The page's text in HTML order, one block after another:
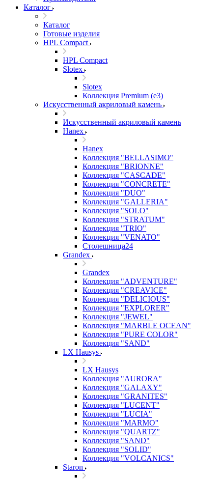
Каталог
Каталог
Готовые изделия
HPL Compact
HPL Compact
Slotex
Slotex
Коллекция Premium (e3)
Искусственный акриловый камень
Искусственный акриловый камень
Hanex
Hanex
Коллекция "BELLASIMO"
Коллекция "BRIONNE"
Коллекция "CASCADE"
Коллекция "CONCRETE"
Коллекция "DUO"
Коллекция "GALLERIA"
Коллекция "SOLO"
Коллекция "STRATUM"
Коллекция "TRIO"
Коллекция "VENATO"
Столешница24
Grandex
Grandex
Коллекция "ADVENTURE"
Коллекция "CREAVICE"
Коллекция "DELICIOUS"
Коллекция "EXPLORER"
Коллекция "JEWEL"
Коллекция "MARBLE OCEAN"
Коллекция "PURE COLOR"
Коллекция "SAND"
LX Hausys
LX Hausys
Коллекция "AURORA"
Коллекция "GALAXY"
Коллекция "GRANITES"
Коллекция "LUCENT"
Коллекция "LUCIA"
Коллекция "MARMO"
Коллекция "QUARTZ"
Коллекция "SAND"
Коллекция "SOLID"
Коллекция "VOLCANICS"
Staron